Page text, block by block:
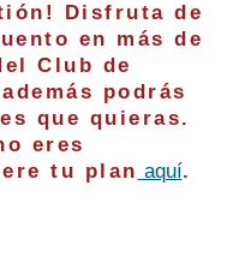
Disfruta de
en más de
Club de
podrás
que quieras.
eres
tu plan aquí.